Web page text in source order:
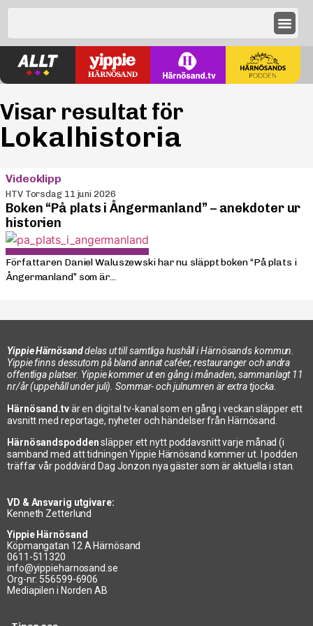
Visar resultat för
Lokalhistoria
Videoklipp
HTV Torsdag 11 juni 2026
Boken “På plats i Ångermanland” – anekdoter ur
historien
Författaren Daniel Waluszewski har nu släppt boken “På plats i
Ångermanland” som är...
Yippie Härnösanddelas ut till samtliga hushåll i Härnösands kommun.
Yippie finns dessutom på bland annat caféer, restauranger och andra
offentliga platser. Yippie kommer ut en gång i månaden, sammanlagt 11
nr/år (uppehåll under juli). Sommar- och julnumren är extra tjocka.
Härnösand.tvär en digital tv-kanal som en gång i veckan släpper ett
avsnitt med reportage, nyheter och händelser från Härnösand.
Härnösandspoddensläpper ett nytt poddavsnitt varje månad (i
samband med att tidningen Yippie Härnösand kommer ut. I podden
träffar vår poddvärd Dag Jonzon nya gäster som är aktuella i stan.
VD & Ansvarig utgivare:
Kenneth Zetterlund
Yippie Härnösand
Köpmangatan 12 A Härnösand
0611-511320
info@yippieharnosand.se
Org-nr: 556599-6906
Mediapilen i Norden AB